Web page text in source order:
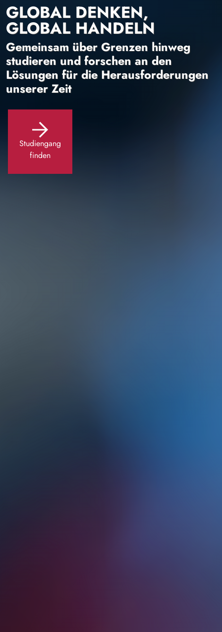
GLOBAL DENKEN,
GLOBAL HANDELN
Gemeinsam über Grenzen hinweg
studieren und forschen an den
Lösungen für die Herausforderungen
unserer Zeit
Studiengang
finden